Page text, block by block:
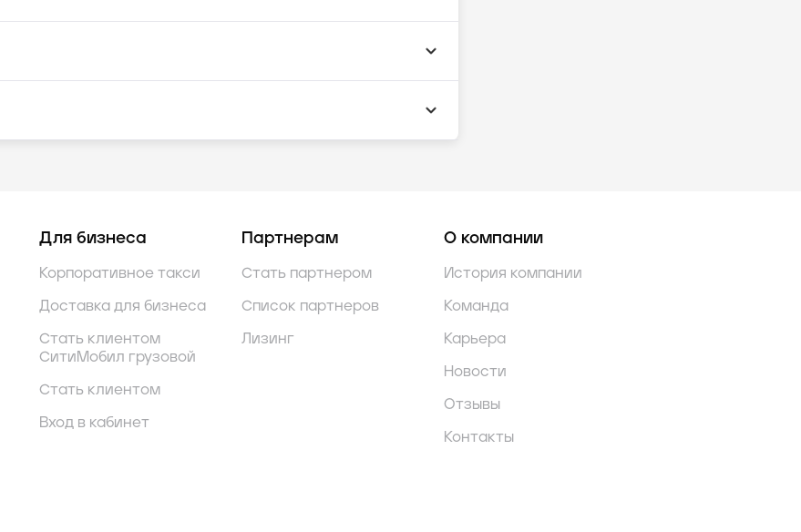
Для бизнеса
Корпоративное такси
Доставка для бизнеса
Стать клиентом
СитиМобил грузовой
Стать клиентом
Вход в кабинет
Партнерам
Стать партнером
Список партнеров
Лизинг
О компании
История компании
Команда
Карьера
Новости
Отзывы
Контакты